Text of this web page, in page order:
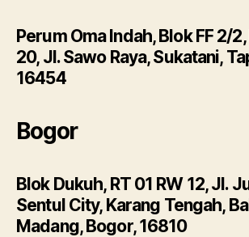
Perum Oma Indah, Blok FF 2/2,
20, Jl. Sawo Raya, Sukatani,
16454
Bogor
Blok Dukuh, RT 01 RW 12, Jl.
Sentul City, Karang Tengah,
Madang, Bogor, 16810